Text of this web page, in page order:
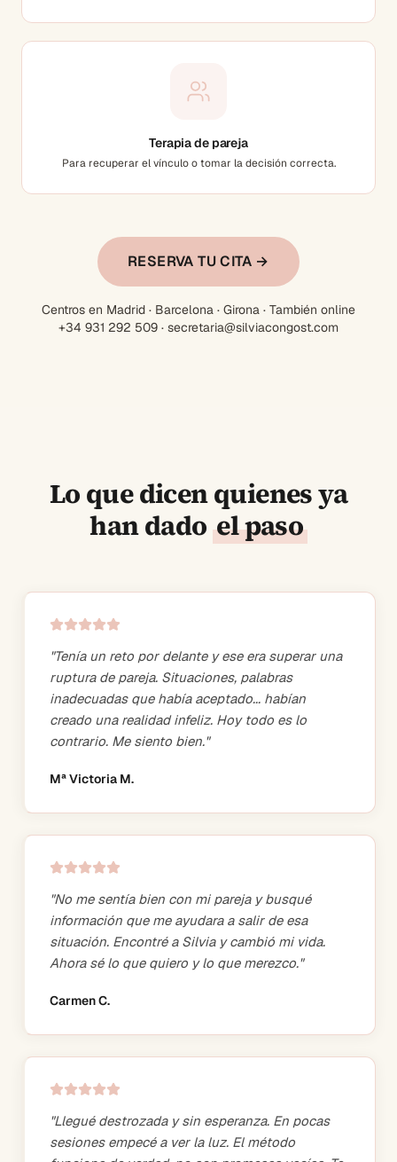
Terapia de pareja
Para recuperar el vínculo o tomar la decisión correcta.
RESERVA TU CITA →
Centros en Madrid · Barcelona · Girona · También online
+34 931 292 509 · secretaria@silviacongost.com
Lo que dicen quienes ya
han dado el paso
"Tenía un reto por delante y ese era superar una
ruptura de pareja. Situaciones, palabras
inadecuadas que había aceptado... habían
creado una realidad infeliz. Hoy todo es lo
contrario. Me siento bien."
Mª Victoria M.
"No me sentía bien con mi pareja y busqué
información que me ayudara a salir de esa
situación. Encontré a Silvia y cambió mi vida.
Ahora sé lo que quiero y lo que merezco."
Carmen C.
"Llegué destrozada y sin esperanza. En pocas
sesiones empecé a ver la luz. El método